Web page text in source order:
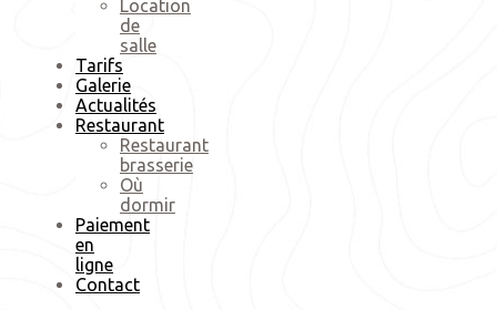
Location
de
salle
Tarifs
Galerie
Actualités
Restaurant
Restaurant
brasserie
Où
dormir
Paiement
en
ligne
Contact